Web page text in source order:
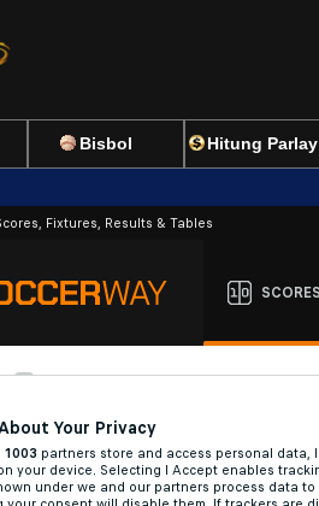
Bisbol Hitung Parlay